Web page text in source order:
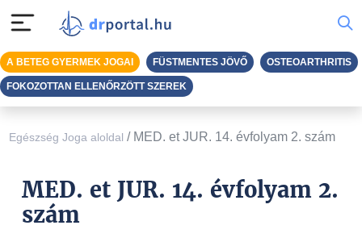
Egészség Joga aloldal / MED. et JUR. 14. évfolyam 2. szám
MED. et JUR. 14. évfolyam 2.
szám
A BETEG GYERMEK JOGAI FÜSTMENTES JÖVŐ OSTEOARTHRITIS
FOKOZOTTAN ELLENŐRZÖTT SZEREK